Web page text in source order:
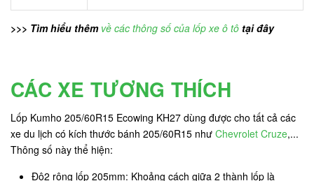
>>> Tìm hiểu thêm về các thông số của lốp xe ô tô tại đây
CÁC XE TƯƠNG THÍCH
Lốp Kumho 205/60R15 Ecowing KH27 dùng được cho tất cả các
xe du lịch có kích thước bánh 205/60R15 như Chevrolet Cruze,...
Thông số này thể hiện:
Độ2 rộng lốp 205mm: Khoảng cách giữa 2 thành lốp là